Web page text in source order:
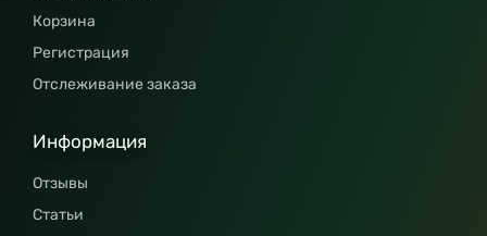
Корзина
Регистрация
Отслеживание заказа
Информация
Отзывы
Статьи